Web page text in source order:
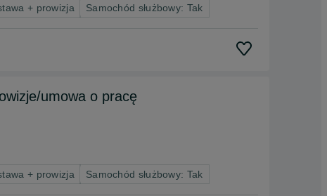
+ prowizja Samochód służbowy: Tak
umowa o pracę
+ prowizja Samochód służbowy: Tak